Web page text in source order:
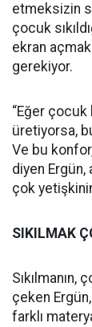
etmeksizin
çocuk
ekran açmak
gerekiyor.
“Eğer çocuk
üretiyorsa,
Ve bu
diyen Ergün,
çok
SIKILMAK
çeken
farklı